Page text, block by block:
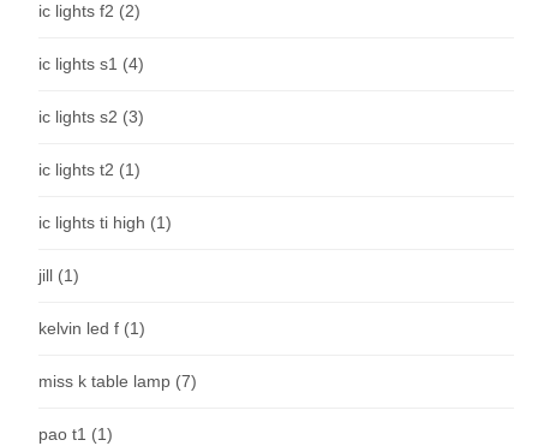
ic lights f2 (2)
ic lights s1 (4)
ic lights s2 (3)
ic lights t2 (1)
ic lights ti high (1)
jill (1)
kelvin led f (1)
miss k table lamp (7)
pao t1 (1)